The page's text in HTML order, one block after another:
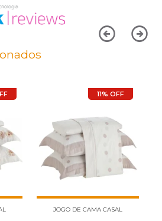
11% OFF
JOGO DE CAMA CASAL